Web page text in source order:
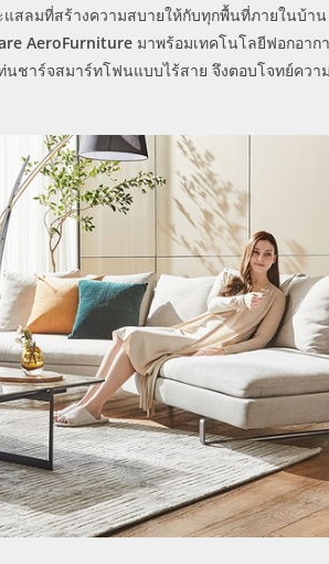
สลมที่สร้างความสบายให้กับทุกพื้นที่ภายในบ้า
AeroFurniture มาพร้อมเทคโนโลยีฟอกอา
ชาร์จสมาร์ทโฟนแบบไร้สาย จึงตอบโจทย์ควา